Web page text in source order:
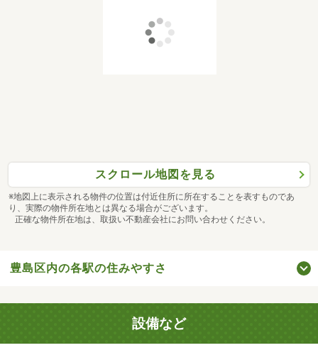
スクロール地図を見る
※地図上に表示される物件の位置は付近住所に所在することを表すものであ
り、実際の物件所在地とは異なる場合がございます。
正確な物件所在地は、取扱い不動産会社にお問い合わせください。
豊島区内の各駅の住みやすさ
設備など